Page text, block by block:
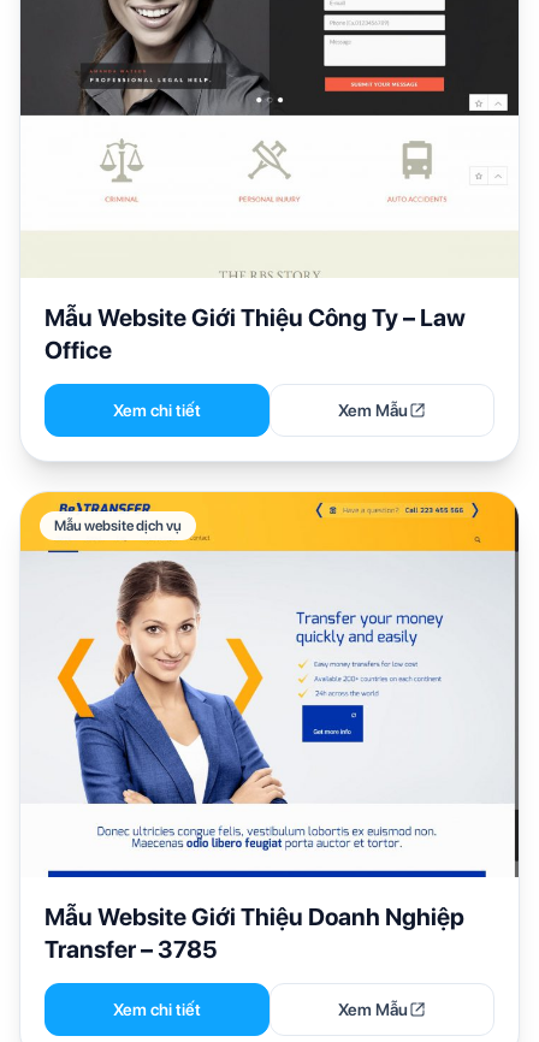
Mẫu Website Giới Thiệu Công Ty – Law
Office
Xem chi tiết Xem Mẫu
Mẫu website dịch vụ
Mẫu Website Giới Thiệu Doanh Nghiệp
Transfer – 3785
Xem chi tiết Xem Mẫu